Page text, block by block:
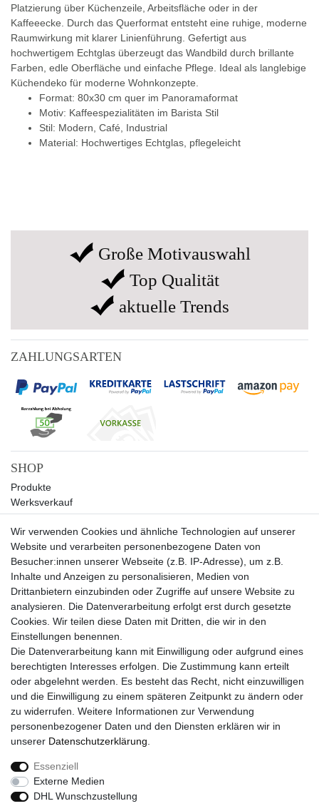
Platzierung über Küchenzeile, Arbeitsfläche oder in der
Kaffeeecke. Durch das Querformat entsteht eine ruhige, moderne
Raumwirkung mit klarer Linienführung. Gefertigt aus
hochwertigem Echtglas überzeugt das Wandbild durch brillante
Farben, edle Oberfläche und einfache Pflege. Ideal als langlebige
Küchendeko für moderne Wohnkonzepte.
Format: 80x30 cm quer im Panoramaformat
Motiv: Kaffeespezialitäten im Barista Stil
Stil: Modern, Café, Industrial
Material: Hochwertiges Echtglas, pflegeleicht
Große Motivauswahl
Top Qualität
aktuelle Trends
ZAHLUNGSARTEN
SHOP
Produkte
Werksverkauf
Sale
UNTERNEHMEN
Über uns
Kontakt
SERVICE
Versand
Zahlung
Hilfe
RECHTLICHES
Widerrufsrecht
Widerrufsformular
Impressum
Datenschutzerklärung
Widerrufs­recht Widerrufs­formular
Wir verwenden Cookies und ähnliche Technologien auf unserer
Website und verarbeiten personenbezogene Daten von
Besucher:innen unserer Webseite (z.B. IP-Adresse), um z.B.
Inhalte und Anzeigen zu personalisieren, Medien von
Drittanbietern einzubinden oder Zugriffe auf unsere Website zu
analysieren. Die Datenverarbeitung erfolgt erst durch gesetzte
Cookies. Wir teilen diese Daten mit Dritten, die wir in den
Einstellungen benennen.
Die Datenverarbeitung kann mit Einwilligung oder aufgrund eines
berechtigten Interesses erfolgen. Die Zustimmung kann erteilt
oder abgelehnt werden. Es besteht das Recht, nicht einzuwilligen
und die Einwilligung zu einem späteren Zeitpunkt zu ändern oder
zu widerrufen. Weitere Informationen zur Verwendung
personenbezogener Daten und den Diensten erklären wir in
unserer Daten­schutz­erklärung
Essenziell
Externe Medien
DHL Wunschzustellung